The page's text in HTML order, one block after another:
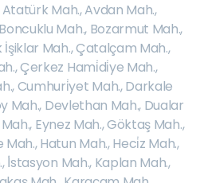
Atatürk Mah.,Avdan Mah.,
Boncuklu Mah., Bozarmut Mah.,
İşiklar Mah.,Çatalçam Mah.,
,Çerkez Hami̇di̇ye Mah.,
,Cumhuri̇yet Mah.,Darkale
Mah., Devlethan Mah., Dualar
, Eynez Mah.,Göktaş Mah.,
Mah.,Hatun Mah.,Heci̇z Mah.,
,İ̇stasyon Mah., Kaplan Mah.,